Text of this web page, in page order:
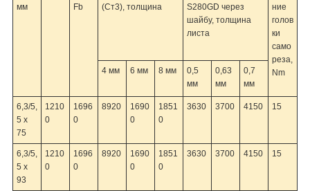
мм
Fb
(Ст3), толщина
S280GD через
шайбу, толщина
листа
ние
голов
ки
сaмo
pеза,
Nm
4 мм 6 мм 8 мм
0,5
мм
0,63
мм
0,7
мм
6,3/5,
5 x
75
1210
0
1696
0
8920
1690
0
1851
0
3630 3700 4150 15
6,3/5,
5 x
93
1210
0
1696
0
8920
1690
0
1851
0
3630 3700 4150 15